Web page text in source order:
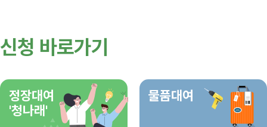
신청 바로가기
정장대여
'청나래'
물품대여